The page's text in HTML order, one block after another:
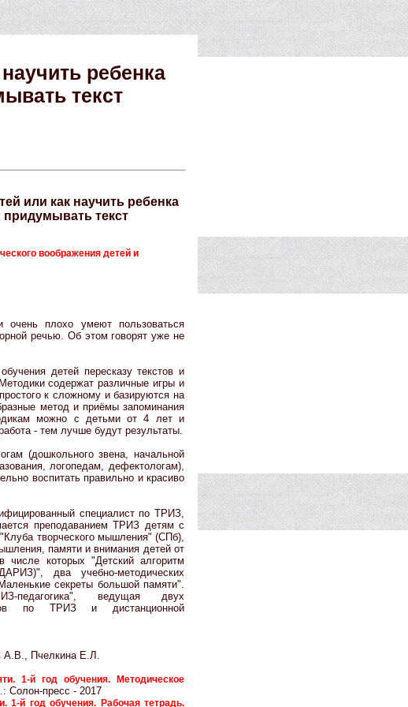
ребенка
текст
или как научить ребенка
придумывать текст
воображения детей и
очень плохо умеют пользоваться
речью. Об этом говорят уже не
детей пересказу текстов и
содержат различные игры и
к сложному и базируются на
метод и приёмы запоминания
можно с детьми от 4 лет и
- тем лучше будут результаты.
(дошкольного звена, начальной
логопедам, дефектологам),
воспитать правильно и красиво
специалист по ТРИЗ,
преподаванием ТРИЗ детям с
творческого мышления" (СПб),
памяти и внимания детей от
которых "Детский алгоритм
два учебно-методических
секреты большой памяти".
педагогика", ведущая двух
по ТРИЗ и дистанционной
А.В., Пчелкина Е.Л.
1-й год обучения. Методическое
Солон-пресс - 2017
1-й год обучения. Рабочая тетрадь.